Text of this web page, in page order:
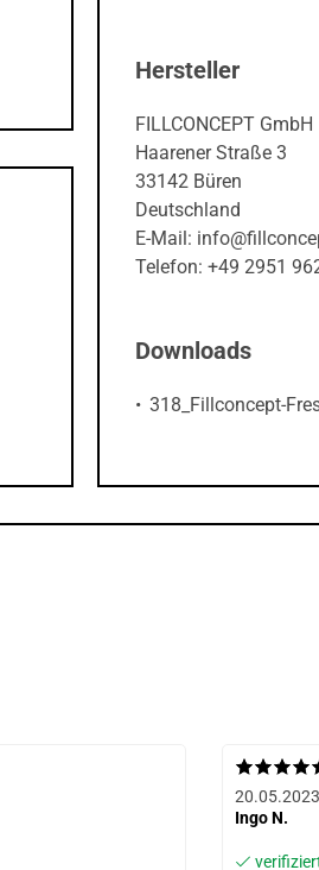
Hersteller
FILLCONCEPT GmbH
Haarener Straße 3
33142 Büren
Deutschland
E-Mail:
Telefon: +49 2951
Downloads
318_Fillconcept-
Ingo N.